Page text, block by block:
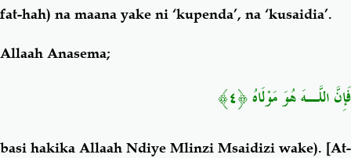
fat-hah) na maana yake ni ‘kupenda’, na ‘kusaidia’.
Allaah Anasema;
فَإِنَّ اللَّـهَ هُوَ مَوْلَاهُ ﴿٤﴾
basi hakika Allaah Ndiye Mlinzi Msaidizi wake). [At-